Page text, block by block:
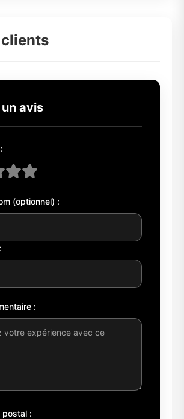
avis
(optionnel) :
:
postal :